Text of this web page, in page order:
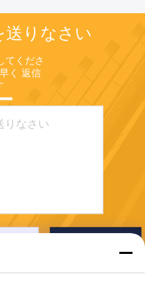
送りなさい
てくださ
く 返信